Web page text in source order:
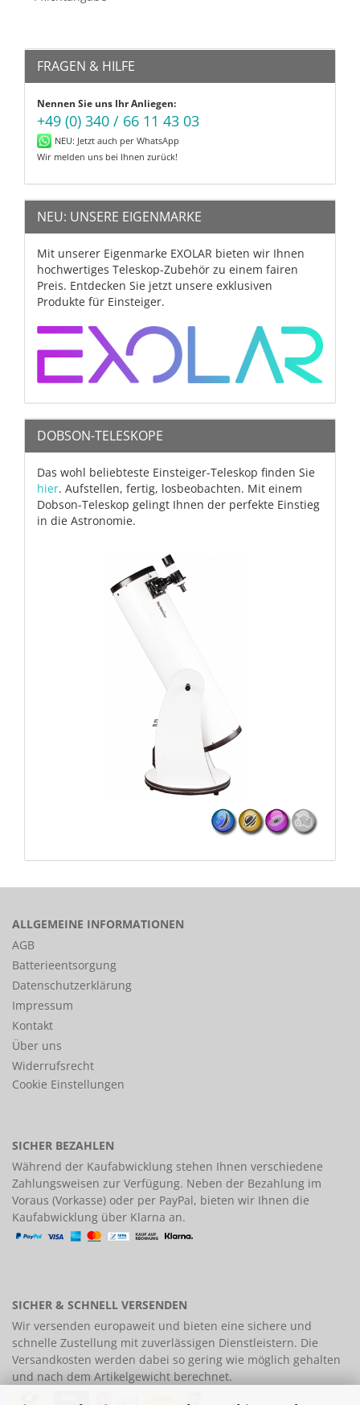
FRAGEN & HILFE
Nennen Sie uns Ihr Anliegen:
+49 (0) 340 / 66 11 43 03
NEU: Jetzt auch per WhatsApp
Wir melden uns bei Ihnen zurück!
NEU: UNSERE EIGENMARKE
Mit unserer Eigenmarke EXOLAR bieten wir Ihnen
hochwertiges Teleskop-Zubehör zu einem fairen
Preis. Entdecken Sie jetzt unsere exklusiven
Produkte für Einsteiger.
DOBSON-TELESKOPE
Das wohl beliebteste Einsteiger-Teleskop finden Sie
hier. Aufstellen, fertig, losbeobachten. Mit einem
Dobson-Teleskop gelingt Ihnen der perfekte Einstieg
in die Astronomie.
ALLGEMEINE INFORMATIONEN
AGB
Batterieentsorgung
Datenschutzerklärung
Impressum
Kontakt
Über uns
Widerrufsrecht
Cookie Einstellungen
SICHER BEZAHLEN
Während der Kaufabwicklung stehen Ihnen verschiedene
Zahlungsweisen zur Verfügung. Neben der Bezahlung im
Voraus (Vorkasse) oder per PayPal, bieten wir Ihnen die
Kaufabwicklung über Klarna an.
SICHER & SCHNELL VERSENDEN
Wir versenden europaweit und bieten eine sichere und
schnelle Zustellung mit zuverlässigen Dienstleistern. Die
Versandkosten werden dabei so gering wie möglich gehalten
und nach dem Artikelgewicht berechnet.